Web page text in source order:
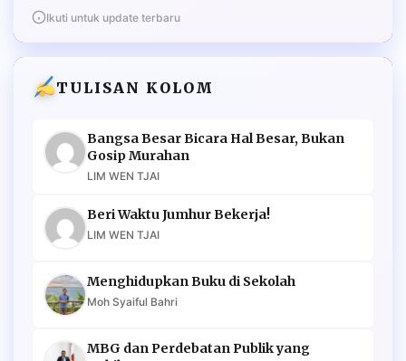
Ikuti untuk update terbaru
TULISAN KOLOM
Bangsa Besar Bicara Hal Besar, Bukan
Gosip Murahan
LIM WEN TJAI
Beri Waktu Jumhur Bekerja!
LIM WEN TJAI
Menghidupkan Buku di Sekolah
Moh Syaiful Bahri
MBG dan Perdebatan Publik yang